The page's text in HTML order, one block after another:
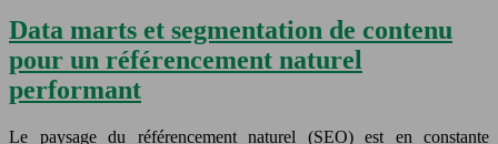
Data marts et segmentation de contenu
pour un référencement naturel
performant
Le paysage du référencement naturel (SEO) est en constante